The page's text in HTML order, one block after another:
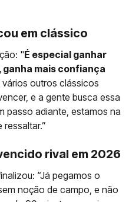
em clássico
"É especial ganhar
ganha mais confiança
vários outros clássicos
e a gente busca essa
passo adiante, estamos na
rival em 2026
“Já pegamos o
noção de campo, e não